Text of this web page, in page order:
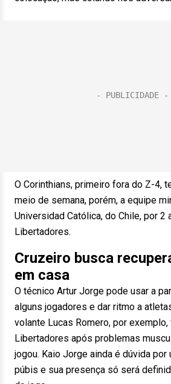
O Corinthians, primeiro fora do Z-4,
meio de semana, porém, a equipe
Universidad Católica, do Chile, por 2
Libertadores.
Cruzeiro busca
em casa
O técnico Artur Jorge pode usar a
alguns jogadores e dar ritmo a
volante Lucas Romero, por
Libertadores após problemas
jogou. Kaio Jorge ainda é dúvida por
púbis e sua presença só será